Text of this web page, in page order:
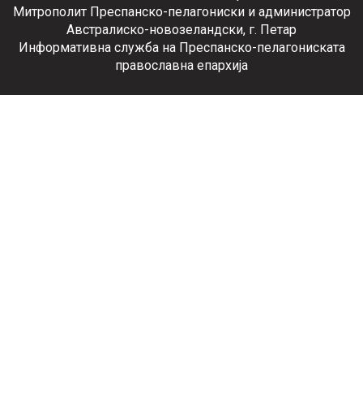
Митрополит Преспанско-пелагониски и администратор
Австралиско-новозеландски, г. Петар
Информативна служба на Преспанско-пелагониската
православна епархија